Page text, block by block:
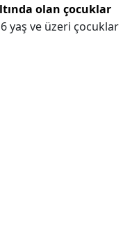
olan çocuklar
yaş ve üzeri çocuklar